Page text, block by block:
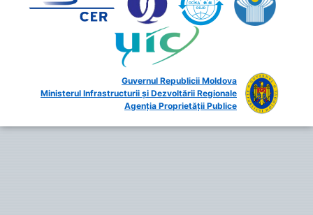
Guvernul Republicii Moldova
Ministerul Infrastructurii și Dezvoltării Regionale
Agenția Proprietății Publice